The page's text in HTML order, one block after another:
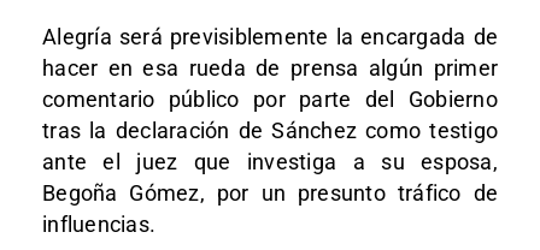
Alegría será previsiblemente la encargada de
hacer en esa rueda de prensa algún primer
comentario público por parte del Gobierno
tras la declaración de Sánchez como testigo
ante el juez que investiga a su esposa,
Begoña Gómez, por un presunto tráfico de
influencias.